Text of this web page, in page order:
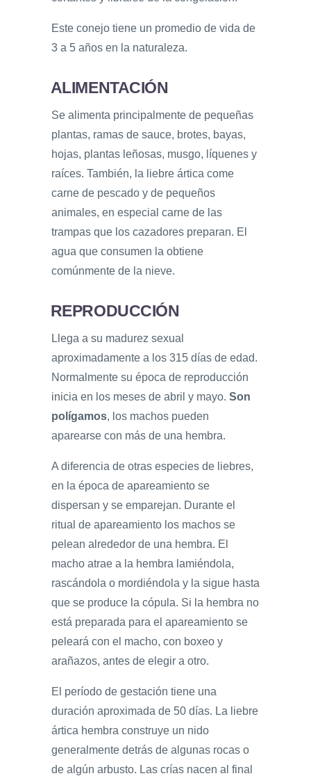
Este conejo tiene un promedio de vida de
3 a 5 años en la naturaleza.
ALIMENTACIÓN
Se alimenta principalmente de pequeñas
plantas, ramas de sauce, brotes, bayas,
hojas, plantas leñosas, musgo, líquenes y
raíces. También, la liebre ártica come
carne de pescado y de pequeños
animales, en especial carne de las
trampas que los cazadores preparan. El
agua que consumen la obtiene
comúnmente de la nieve.
REPRODUCCIÓN
Llega a su madurez sexual
aproximadamente a los 315 días de edad.
Normalmente su época de reproducción
inicia en los meses de abril y mayo. Son
polígamos, los machos pueden
aparearse con más de una hembra.
A diferencia de otras especies de liebres,
en la época de apareamiento se
dispersan y se emparejan. Durante el
ritual de apareamiento los machos se
pelean alrededor de una hembra. El
macho atrae a la hembra lamiéndola,
rascándola o mordiéndola y la sigue hasta
que se produce la cópula. Si la hembra no
está preparada para el apareamiento se
peleará con el macho, con boxeo y
arañazos, antes de elegir a otro.
El período de gestación tiene una
duración aproximada de 50 días. La liebre
ártica hembra construye un nido
generalmente detrás de algunas rocas o
de algún arbusto. Las crías nacen al final